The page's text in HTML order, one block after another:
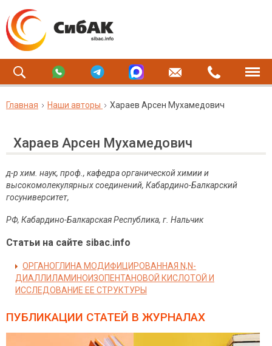
Главная Наши авторы Хараев Арсен Мухамедович
Хараев Арсен Мухамедович
д-р хим. наук, проф., кафедра органической химии и
высокомолекулярных соединений, Кабардино-Балкарский
госуниверситет,
РФ, Кабардино-Балкарская Республика, г. Нальчик
Статьи на сайте sibac.info
ОРГАНОГЛИНА МОДИФИЦИРОВАННАЯ N,N-
ДИАЛЛИЛАМИНОИЗОПЕНТАНОВОЙ КИСЛОТОЙ И
ИССЛЕДОВАНИЕ ЕЕ СТРУКТУРЫ
ПУБЛИКАЦИИ СТАТЕЙ В ЖУРНАЛАХ